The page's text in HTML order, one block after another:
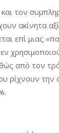
τον
ακίνητα
επί μιας
από τον
ρίχνουν την